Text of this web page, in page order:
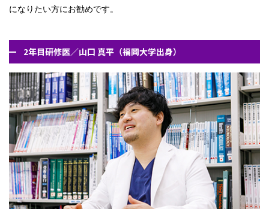
になりたい方にお勧めです。
2年目研修医／山口 真平（福岡大学出身）